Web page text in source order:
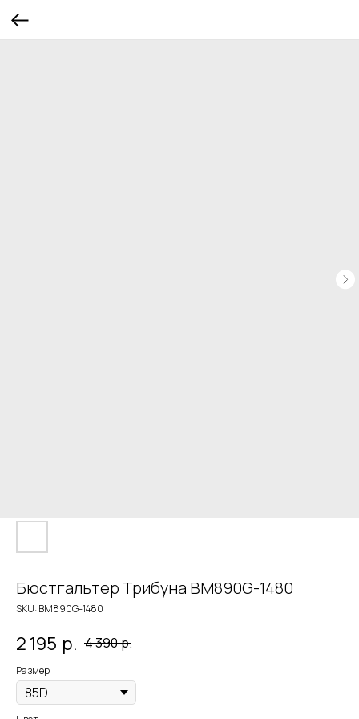
Бюстгальтер Трибуна BM890G-1480
SKU:BM890G-1480
2 195 р. 4 390р.
Размер